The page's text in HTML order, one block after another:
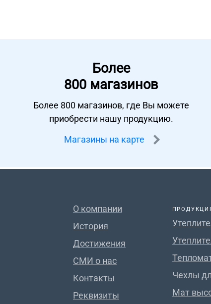
Более
800 магазинов
Более 800 магазинов, где Вы можете
приобрести нашу продукцию.
Магазины на карте
О компании
История
Достижения
СМИ о нас
Контакты
Реквизиты
Чехлы
Мат